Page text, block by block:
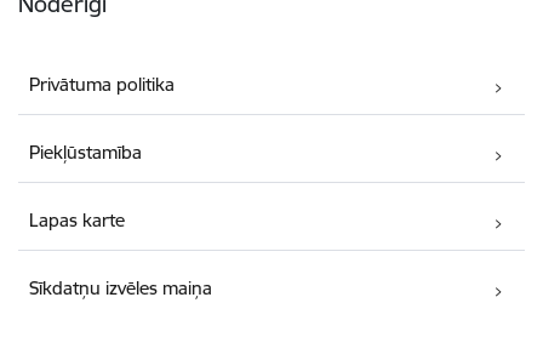
Privātuma politika
Piekļūstamība
Lapas karte
Sīkdatņu izvēles maiņa